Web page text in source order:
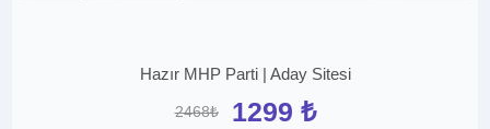
Hazır MHP Parti | Aday Sitesi
2468₺ 1299 ₺